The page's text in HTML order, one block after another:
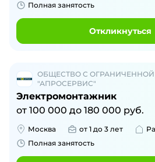
Полная занятость
Откликнуться
ОБЩЕСТВО С
"АПРОСЕРВИС"
Электромонтажник
от 100 000 до 180 000 руб.
Москва от 1 до 3 лет
Полная занятость